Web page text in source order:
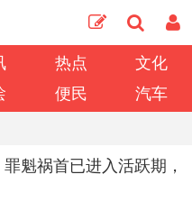
热点
文化
便民 汽车
魁祸首已进入活跃期，